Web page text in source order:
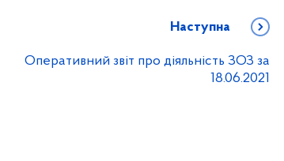
Наступна
Оперативний звіт про діяльність ЗОЗ за
18.06.2021